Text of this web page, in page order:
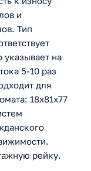
и
Тип
указывает на
5-10 раз
для
18х81х77
рейку.